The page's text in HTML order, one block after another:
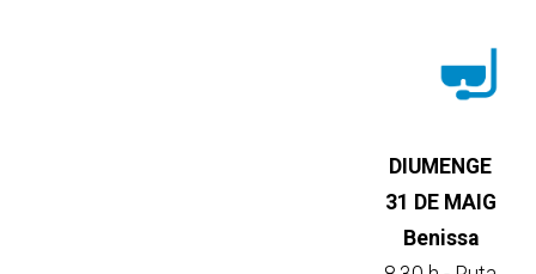
DIUMENGE
31 DE MAIG
Benissa